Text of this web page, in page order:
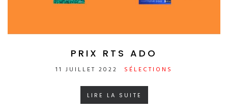
PRIX RTS ADO
11 JUILLET 2022 SÉLECTIONS
LIRE LA SUITE